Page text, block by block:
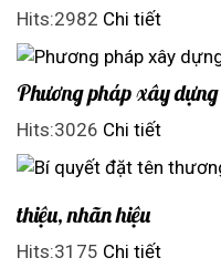
Hits:2982 Chi tiết
Phương pháp xây
Hits:3026 Chi tiết
thiệu, nhãn hiệu
Hits:3175 Chi tiết